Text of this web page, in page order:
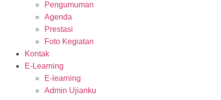
Pengumuman
Agenda
Prestasi
Foto Kegiatan
Kontak
E-Learning
E-learning
Admin Ujianku